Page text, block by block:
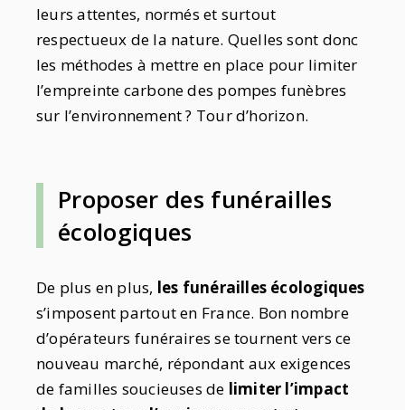
leurs attentes, normés et surtout
respectueux de la nature. Quelles sont donc
les méthodes à mettre en place pour limiter
l’empreinte carbone des pompes funèbres
sur l’environnement ? Tour d’horizon.
Proposer des funérailles
écologiques
De plus en plus, les funérailles écologiques
s’imposent partout en France. Bon nombre
d’opérateurs funéraires se tournent vers ce
nouveau marché, répondant aux exigences
de familles soucieuses de limiter l’impact